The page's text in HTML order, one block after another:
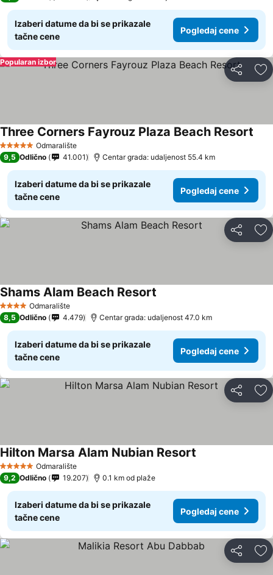
Izaberi datume da bi se prikazale
tačne cene
Pogledaj cene
Deli
Popularan izbor
5 ZvezdiceOdmaralište
Three Corners Fayrouz Plaza Beach Resort
9,5 Odlično 41.001 Centar grada: udaljenost 55.4 km
Izaberi datume da bi se prikazale
tačne cene
Pogledaj cene
Deli
4 ZvezdiceOdmaralište
Shams Alam Beach Resort
8,5 Odlično 4.479 Centar grada: udaljenost 47.0 km
Izaberi datume da bi se prikazale
tačne cene
Pogledaj cene
Deli
5 ZvezdiceOdmaralište
Hilton Marsa Alam Nubian Resort
9,2 Odlično 19.207 0.1 km od plaže
Izaberi datume da bi se prikazale
tačne cene
Pogledaj cene
Deli